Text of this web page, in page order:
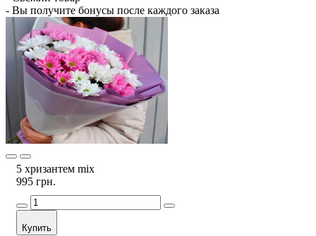
- Вы получите бонусы после каждого заказа
5 хризантем mix
995 грн.
Купить